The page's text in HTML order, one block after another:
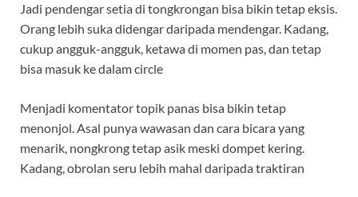
Jadi pendengar setia di tongkrongan bisa bikin tetap eksis.
Orang lebih suka didengar daripada mendengar. Kadang,
cukup angguk-angguk, ketawa di momen pas, dan tetap
bisa masuk ke dalam circle
Menjadi komentator topik panas bisa bikin tetap
menonjol. Asal punya wawasan dan cara bicara yang
menarik, nongkrong tetap asik meski dompet kering.
Kadang, obrolan seru lebih mahal daripada traktiran